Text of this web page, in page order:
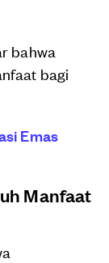
bahwa
bagi
Emas
Manfaat